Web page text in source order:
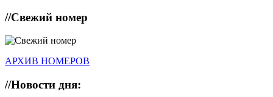
//Свежий номер
АРХИВ НОМЕРОВ
//Новости дня: